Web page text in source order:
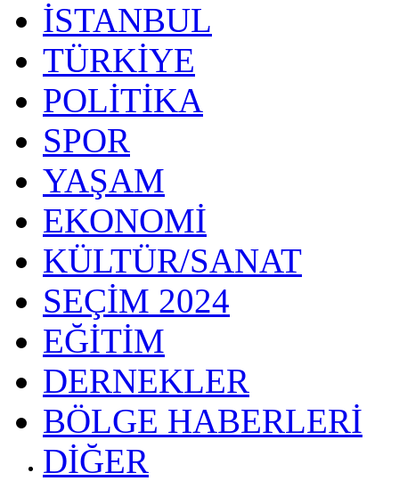
İSTANBUL
TÜRKİYE
POLİTİKA
SPOR
YAŞAM
EKONOMİ
KÜLTÜR/SANAT
SEÇİM 2024
EĞİTİM
DERNEKLER
BÖLGE HABERLERİ
DİĞER